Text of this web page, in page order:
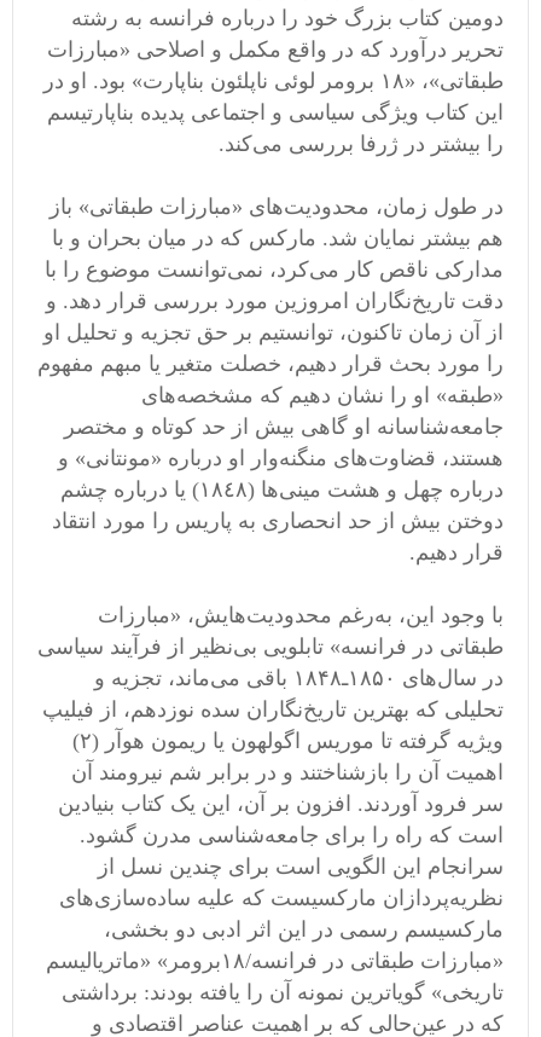
دومین کتاب بزرگ خود را درباره فرانسه به رشته
تحریر درآورد که در واقع مکمل و اصلاحی «مبارزات
طبقاتی»، «١٨ برومر لوئی ناپلئون بناپارت» بود. او در
این کتاب ویژگی سیاسی و اجتماعی پدیده بناپارتیسم
را بیشتر در ژرفا بررسی می‌کند.‬
در طول زمان، محدودیت‌های «مبارزات طبقاتی» باز
هم بیشتر نمایان شد. مارکس که در میان بحران و با
مدارکی ناقص کار می‌کرد، نمی‌توانست موضوع را با
دقت تاریخ‌نگاران امروزین مورد بررسی قرار دهد. و
از آن زمان تاکنون، توانستیم بر حق تجزیه و تحلیل او
را مورد بحث قرار دهیم، خصلت متغیر یا مبهم مفهوم
«طبقه» او را نشان دهیم که مشخصه‌های
جامعه‌شناسانه او گاهی بیش از حد کوتاه و مختصر
هستند، قضاوت‌های منگنه‌وار او درباره «مونتانی» و
درباره چهل و هشت مینی‌ها (١٨٤٨) یا درباره چشم
دوختن بیش از حد انحصاری به پاریس را مورد انتقاد
قرار دهیم. ‬
با وجود این، به‌رغم محدودیت‌هایش، «مبارزات
طبقاتی در فرانسه» تابلویی بی‌نظیر از فرآیند سیاسی
در سال‌های ۱۸۵۰ـ۱۸۴۸ باقی می‌ماند، تجزیه و
تحلیلی که بهترین تاریخ‌نگاران سده نوزدهم، از فیلیپ
ویژیه گرفته تا موریس اگولهون یا ریمون هوآر (٢)
اهمیت آن را بازشناختند و در برابر شم نیرومند آن
سر فرود آوردند. افزون بر آن، این یک کتاب بنیادین
است که راه را برای جامعه‌شناسی مدرن گشود.
سرانجام این الگویی است برای چندین نسل از
نظریه‌پردازان مارکسیست که علیه ساده‌سازی‌های
مارکسیسم رسمی ‌در این اثر ادبی دو بخشی‬،
«مبارزات طبقاتی در فرانسه/١٨برومر» «ماتریالیسم
تاریخی» گویاترین نمونه آن را یافته بودند: برداشتی
که در عین‌حالی که بر اهمیت عناصر اقتصادی و